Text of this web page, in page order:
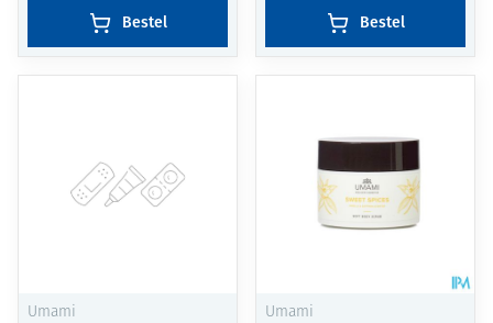
Bestel Bestel
Umami Umami